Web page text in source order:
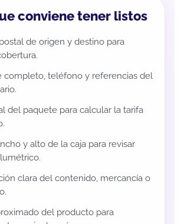
conviene tener listos
de origen y destino para
completo, teléfono y referencias del
del paquete para calcular la tarifa
y alto de la caja para revisar
clara del contenido, mercancía o
del producto para